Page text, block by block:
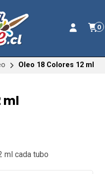
0
Oleo 18 Colores 12 ml
ml
ml cada tubo